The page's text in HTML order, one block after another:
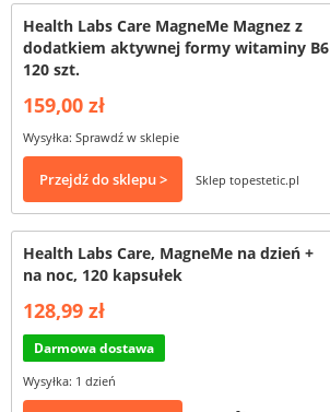
Health Labs Care MagneMe Magnez z
dodatkiem aktywnej formy witaminy B6
120 szt.
159,00 zł
Wysyłka: Sprawdź w sklepie
Przejdź do sklepu > Sklep topestetic.pl
Health Labs Care, MagneMe na dzień +
na noc, 120 kapsułek
128,99 zł
Darmowa dostawa
Wysyłka: 1 dzień